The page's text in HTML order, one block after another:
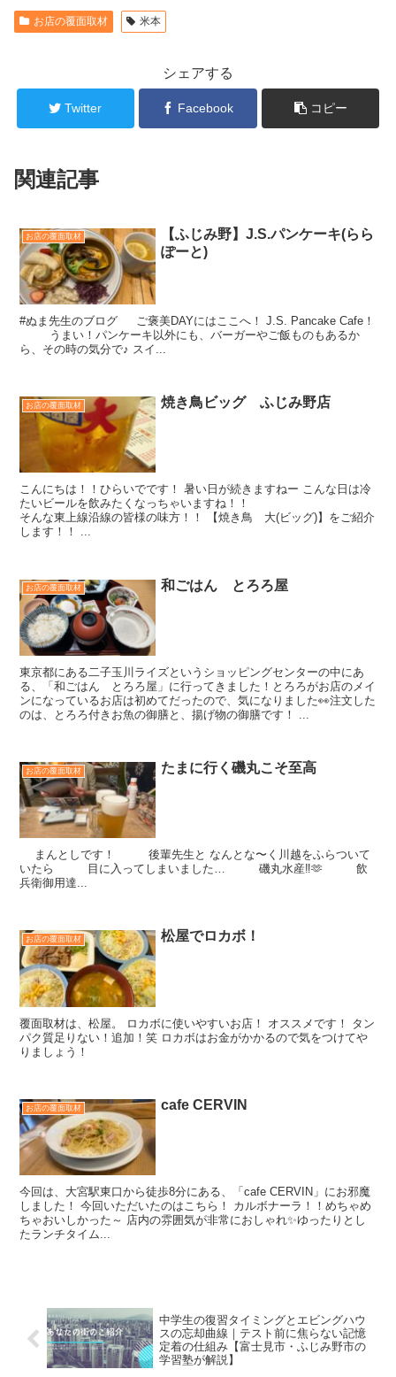
お店の覆面取材 米本
シェアする
Twitter Facebook コピー
関連記事
お店の覆面取材
【ふじみ野】J.S.パンケーキ(らら
ぽーと)
#ぬま先生のブログ ご褒美DAYにはここへ！ J.S. Pancake Cafe！
うまい！パンケーキ以外にも、バーガーやご飯ものもあるか
ら、その時の気分で♪ スイ...
お店の覆面取材 焼き鳥ビッグ ふじみ野店
こんにちは！！ひらいでです！ 暑い日が続きますねー こんな日は冷
たいビールを飲みたくなっちゃいますね！！
そんな東上線沿線の皆様の味方！！ 【焼き鳥 大(ビッグ)】をご紹介
します！！ ...
お店の覆面取材 和ごはん とろろ屋
東京都にある二子玉川ライズというショッピングセンターの中にあ
る、「和ごはん とろろ屋」に行ってきました！とろろがお店のメイ
ンになっているお店は初めてだったので、気になりました👀注文した
のは、とろろ付きお魚の御膳と、揚げ物の御膳です！ ...
お店の覆面取材 たまに行く磯丸こそ至高
まんとしです！ 後輩先生と なんとな〜く川越をふらついて
いたら 目に入ってしまいました… 磯丸水産‼️🫶 飲
兵衛御用達...
お店の覆面取材 松屋でロカボ！
覆面取材は、松屋。 ロカボに使いやすいお店！ オススメです！ タン
パク質足りない！追加！笑 ロカボはお金がかかるので気をつけてや
りましょう！
お店の覆面取材 cafe CERVIN
今回は、大宮駅東口から徒歩8分にある、「cafe CERVIN」にお邪魔
しました！ 今回いただいたのはこちら！ カルボナーラ！！めちゃめ
ちゃおいしかった～ 店内の雰囲気が非常におしゃれ✨ゆったりとし
たランチタイム...
中学生の復習タイミングとエビングハウ
スの忘却曲線｜テスト前に焦らない記憶
定着の仕組み【富士見市・ふじみ野市の
学習塾が解説】